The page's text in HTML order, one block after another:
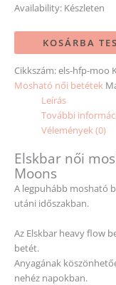
Availability: Készleten
KOSÁRBA
Cikkszám:els-hfp-moo
Mosható női betétek
Leírás
További
Vélemények (0)
Elskbar női
Moons
A legpuhább mosható
utáni időszakban.
Az Elskbar heavy flow
betét.
Anyagának
nehéz napokban.